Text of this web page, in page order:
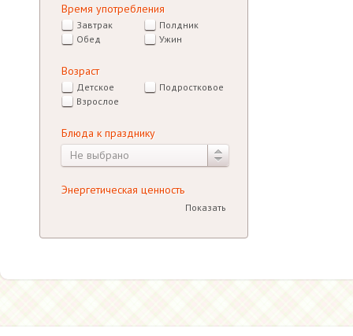
Время употребления
Завтрак
Полдник
Обед
Ужин
Возраст
Детское
Подростковое
Взрослое
Блюда к празднику
Не выбрано
Энергетическая ценность
Показать